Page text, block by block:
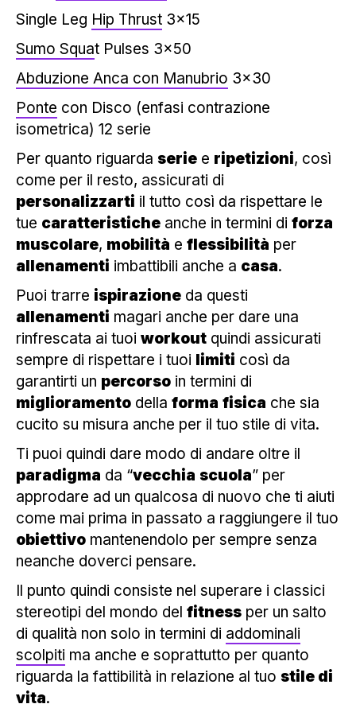
Single Leg Hip Thrust 3×15
Sumo Squat Pulses 3×50
Abduzione Anca con Manubrio 3×30
Ponte con Disco (enfasi contrazione
isometrica) 12 serie
Per quanto riguarda serie e ripetizioni, così
come per il resto, assicurati di
personalizzarti il tutto così da rispettare le
tue caratteristiche anche in termini di forza
muscolare, mobilità e flessibilità per
allenamenti imbattibili anche a casa.
Puoi trarre ispirazione da questi
allenamenti magari anche per dare una
rinfrescata ai tuoi workout quindi assicurati
sempre di rispettare i tuoi limiti così da
garantirti un percorso in termini di
miglioramento della forma fisica che sia
cucito su misura anche per il tuo stile di vita.
Ti puoi quindi dare modo di andare oltre il
paradigma da “vecchia scuola” per
approdare ad un qualcosa di nuovo che ti aiuti
come mai prima in passato a raggiungere il tuo
obiettivo mantenendolo per sempre senza
neanche doverci pensare.
Il punto quindi consiste nel superare i classici
stereotipi del mondo del fitness per un salto
di qualità non solo in termini di addominali
scolpiti ma anche e soprattutto per quanto
riguarda la fattibilità in relazione al tuo stile di
vita.